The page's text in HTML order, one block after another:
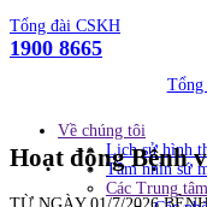
Tổng đài CSKH
1900 8665
Tổng
Về chúng tôi
Lịch sử hình
Tầm nhìn sứ
Các Trung
Hoạt động Bệnh